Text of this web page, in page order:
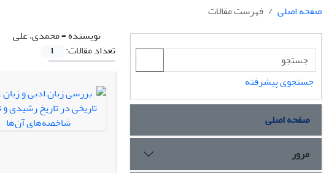
صفحه اصلی
فهرست مقالات
نویسنده =محمدی، علی
تعداد مقالات:
1
جستجوی پیشرفته
صفحه اصلی
مرور